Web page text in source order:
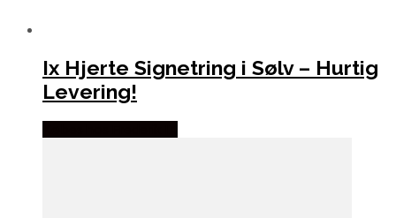
Ix Hjerte Signetring i Sølv – Hurtig
Levering!